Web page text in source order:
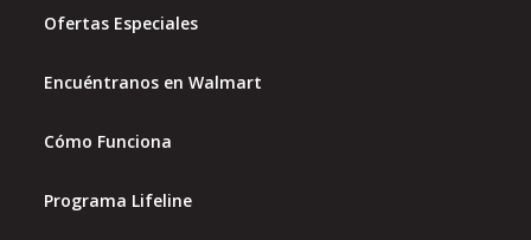
Ofertas Especiales
Encuéntranos en Walmart
Cómo Funciona
Programa Lifeline